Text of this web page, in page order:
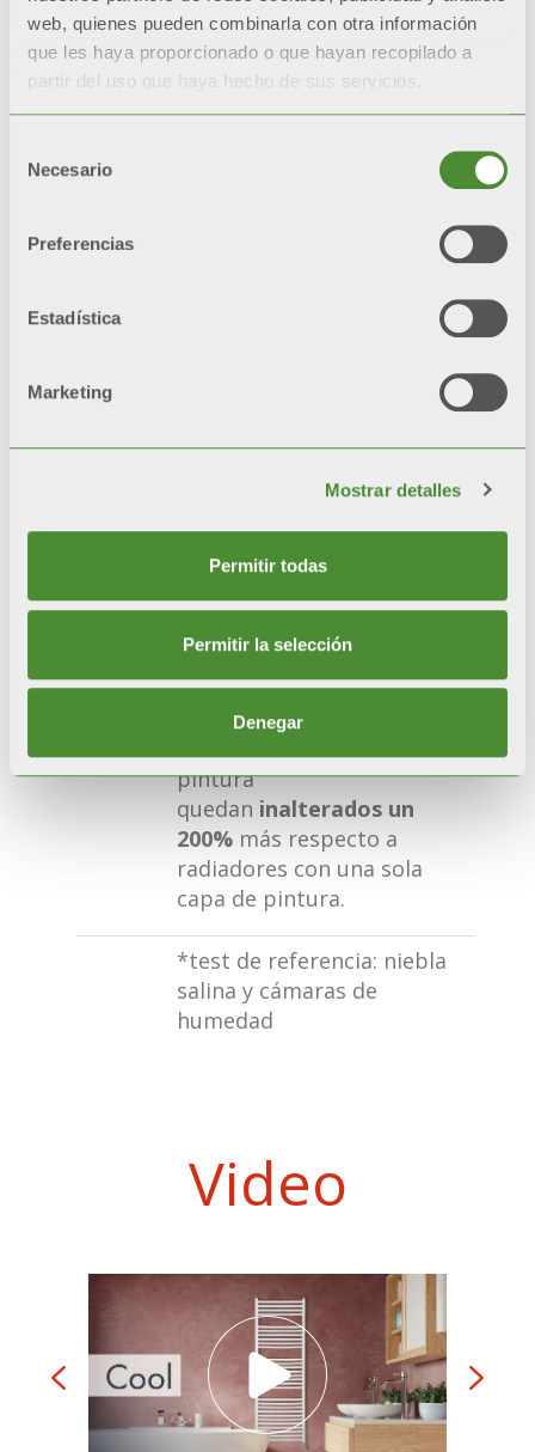
web, quienes pueden combinarla con otra información
que les haya proporcionado o que hayan recopilado a
partir del uso que haya hecho de sus servicios.
Necesario
Preferencias
Estadística
Marketing
Mostrar detalles
Permitir todas
Permitir la selección
Denegar
reduce la necesidad de
mantenimiento, con
consiguiente ahorro de
costos.
garantizados durante 20
Estética, brillo y color se
mantienen a lo largo del
gracias a pre-
tratamientos y a la doble
pintura por anaforesi y
polvos.
RESISTENCIA CERTIFICADA
Durante las pruebas de
corrosión acelerada*, los
pintura
quedan inalterados un
200% más respecto a
radiadores con una sola
capa de pintura.
*test de referencia: niebla
salina y cámaras de
humedad
Video